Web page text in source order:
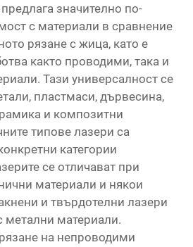
значително по-
с материали в сравнение
рязане с жица, като е
както проводими, така и
Тази универсалност се
пластмаси, дървесина,
и композитни
типове лазери са
категории
се отличават при
материали и някои
и твърдотелни лазери
метални материали.
на непроводими